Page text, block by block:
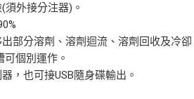
外接分注器)。
部分溶劑、溶劑迴流、溶劑回收及冷卻
個別運作。
，也可接USB隨身碟輸出。